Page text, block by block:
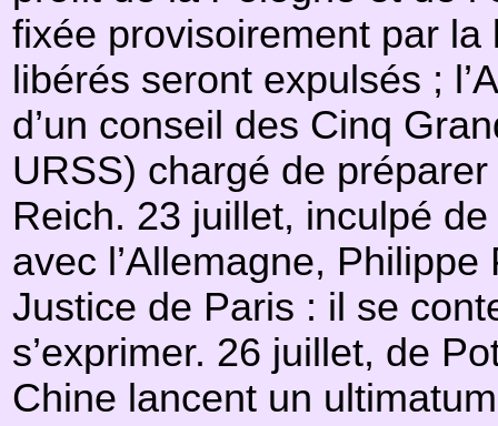
fixée provisoirement par
libérés seront expulsés ;
d’un conseil des Cinq
URSS) chargé de
Reich. 23 juillet, inculpé
avec l’Allemagne,
Justice de Paris : il se
s’exprimer. 26 juillet, de
Chine lancent un